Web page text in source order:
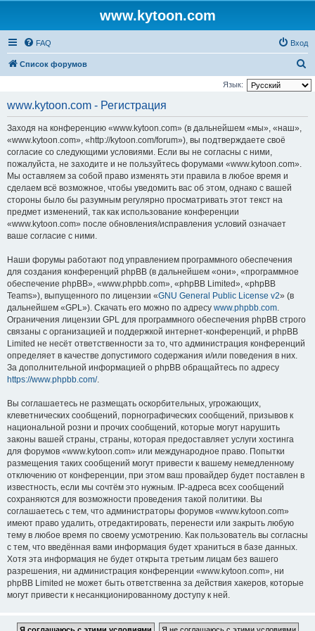
www.kytoon.com
FAQ Вход
Список форумов
о
Язык:
www.kytoon.com - Регистрация
Заходя на конференцию «www.kytoon.com» (в дальнейшем «мы», «наш»,
«www.kytoon.com», «http://kytoon.com/forum»), вы подтверждаете своё
согласие со следующими условиями. Если вы не согласны с ними,
пожалуйста, не заходите и не пользуйтесь форумами «www.kytoon.com».
Мы оставляем за собой право изменять эти правила в любое время и
сделаем всё возможное, чтобы уведомить вас об этом, однако с вашей
стороны было бы разумным регулярно просматривать этот текст на
предмет изменений, так как использование конференции
«www.kytoon.com» после обновления/исправления условий означает
ваше согласие с ними.
Наши форумы работают под управлением программного обеспечения
для создания конференций phpBB (в дальнейшем «они», «программное
обеспечение phpBB», «www.phpbb.com», «phpBB Limited», «phpBB
Teams»), выпущенного по лицензии «GNU General Public License v2» (в
дальнейшем «GPL»). Скачать его можно по адресу www.phpbb.com.
Ограничения лицензии GPL для программного обеспечения phpBB строго
связаны с организацией и поддержкой интернет-конференций, и phpBB
Limited не несёт ответственности за то, что администрация конференций
определяет в качестве допустимого содержания и/или поведения в них.
За дополнительной информацией о phpBB обращайтесь по адресу
https://www.phpbb.com/.
Вы соглашаетесь не размещать оскорбительных, угрожающих,
клеветнических сообщений, порнографических сообщений, призывов к
национальной розни и прочих сообщений, которые могут нарушить
законы вашей страны, страны, которая предоставляет услуги хостинга
для форумов «www.kytoon.com» или международное право. Попытки
размещения таких сообщений могут привести к вашему немедленному
отключению от конференции, при этом ваш провайдер будет поставлен в
известность, если мы сочтём это нужным. IP-адреса всех сообщений
сохраняются для возможности проведения такой политики. Вы
соглашаетесь с тем, что администраторы форумов «www.kytoon.com»
имеют право удалить, отредактировать, перенести или закрыть любую
тему в любое время по своему усмотрению. Как пользователь вы согласны
с тем, что введённая вами информация будет храниться в базе данных.
Хотя эта информация не будет открыта третьим лицам без вашего
разрешения, ни администрация конференции «www.kytoon.com», ни
phpBB Limited не может быть ответственна за действия хакеров, которые
могут привести к несанкционированному доступу к ней.